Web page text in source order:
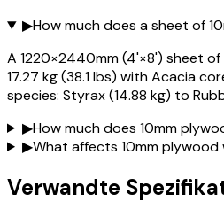
▶How much does a sheet of
A 1220×2440mm (4'×8') sheet of
17.27 kg (38.1 lbs) with Acacia
species: Styrax (14.88 kg) to
▶How much does 10mm
▶What affects 10mm plywood
Verwandte